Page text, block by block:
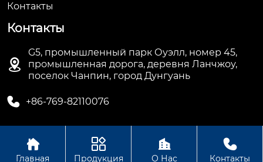
Контакты
Контакты

G5, промышленный парк Оуэлл, номер 45,
промышленная дорога, деревня Ланчжоу,
поселок Чанпин, город Дунгуань
 +86-769-82110076
Авторское право©ООО Дунгуань Топ Машинное

Главная

Продукция

О Нас

Контакты